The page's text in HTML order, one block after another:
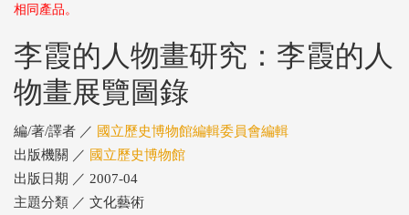
相同產品。
李霞的人物畫研究：李霞的人
物畫展覽圖錄
編/著/譯者 ／ 國立歷史博物館編輯委員會編輯
出版機關 ／ 國立歷史博物館
出版日期 ／ 2007-04
主題分類 ／ 文化藝術